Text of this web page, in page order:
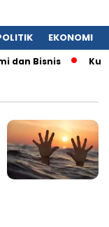
EKONOMI
Bisnis